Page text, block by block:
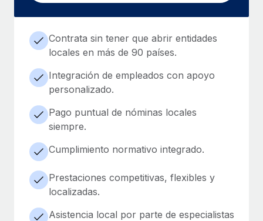
Contrata sin tener que abrir entidades
locales en más de 90 países.
Integración de empleados con apoyo
personalizado.
Pago puntual de nóminas locales
siempre.
Cumplimiento normativo integrado.
Prestaciones competitivas, flexibles y
localizadas.
Asistencia local por parte de especialistas